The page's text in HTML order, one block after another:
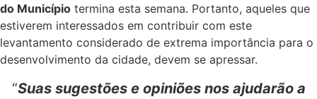
do Município termina esta semana. Portanto, aqueles que
estiverem interessados em contribuir com este
levantamento considerado de extrema importância para o
desenvolvimento da cidade, devem se apressar.
“Suas sugestões e opiniões nos ajudarão a